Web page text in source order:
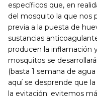
específicos que, en
del mosquito la que nos
previa a la puesta de
sustancias
producen la inflamación
mosquitos se
(basta 1 semana de
aquí se desprende que
la evitación: evitemos